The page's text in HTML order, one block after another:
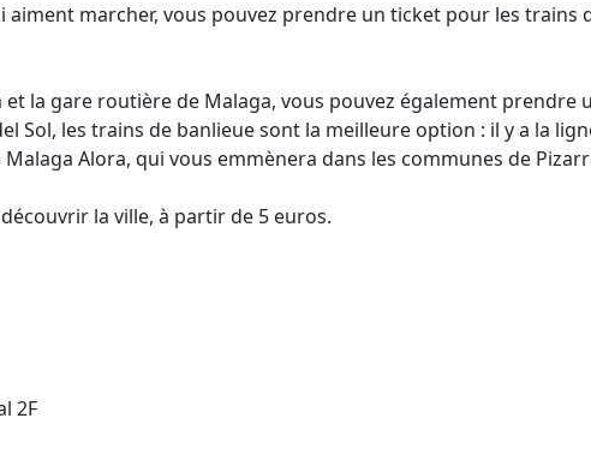
aiment marcher, vous pouvez prendre un ticket pour les trains
la gare routière de Malaga, vous pouvez également
Sol, les trains de banlieue sont la meilleure option : il y a la
Alora, qui vous emmènera dans les communes de
la ville, à partir de 5 euros.
2F